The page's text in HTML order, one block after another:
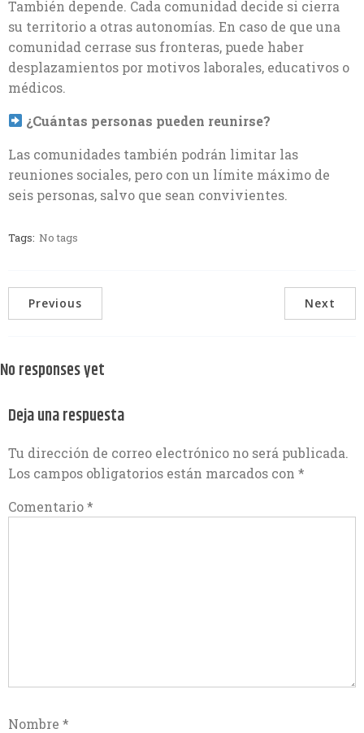
También depende. Cada comunidad decide si cierra
su territorio a otras autonomías. En caso de que una
comunidad cerrase sus fronteras, puede haber
desplazamientos por motivos laborales, educativos o
médicos.
¿Cuántas personas pueden reunirse?
Las comunidades también podrán limitar las
reuniones sociales, pero con un límite máximo de
seis personas, salvo que sean convivientes.
Tags: No tags
Previous Next
No responses yet
Deja una respuesta
Tu dirección de correo electrónico no será publicada.
Los campos obligatorios están marcados con *
Comentario*
Nombre *